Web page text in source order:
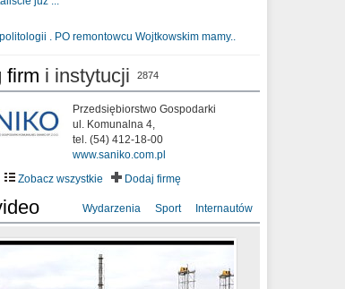
. PO remontowcu Wojtkowskim mamy..
firm i instytucji 2874
Przedsiębiorstwo Gospodarki
ul. Komunalna 4,
tel. (54) 412-18-00
www.saniko.com.pl
Zobacz wszystkie
Dodaj firmę
Wydarzenia Sport Internautów
- W oczach mamy strach
.Last Year DRONE FOOTAGE
Rady Miasta Włocławek VIII
w dniu 09.06.2020 r.